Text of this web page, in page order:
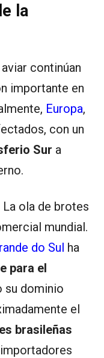
la
continúan
importante en
Europa,
con un
Sur a
La ola de brotes
mundial.
do Sul ha
para el
su dominio
el
brasileñas